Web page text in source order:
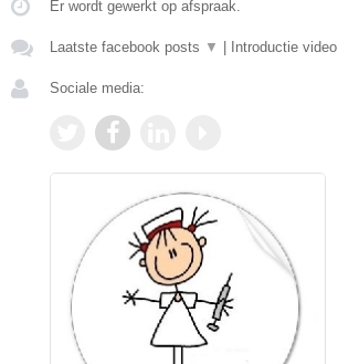
Er wordt gewerkt op afspraak.
Laatste facebook posts ▼ Introductie video
Sociale media: